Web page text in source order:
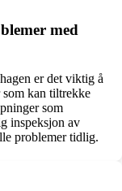
med
er det viktig å
kan tiltrekke
som
inspeksjon av
problemer tidlig.